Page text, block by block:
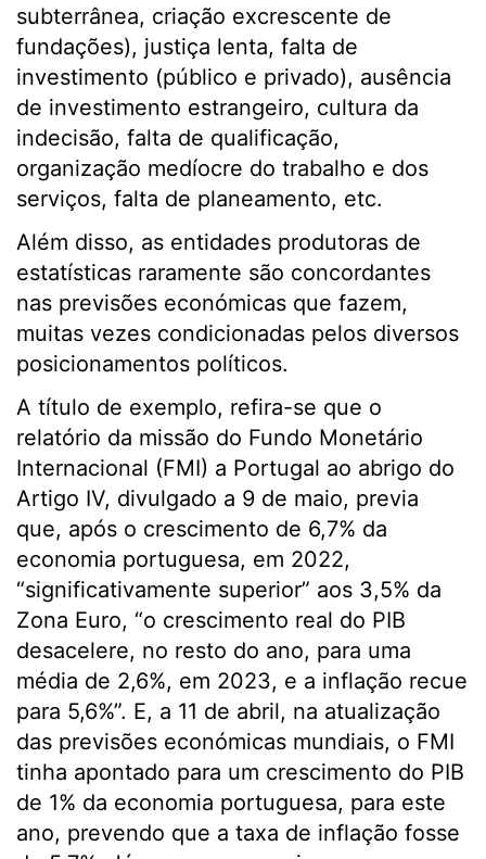
subterrânea, criação excrescente de
fundações), justiça lenta, falta de
investimento (público e privado), ausência
de investimento estrangeiro, cultura da
indecisão, falta de qualificação,
organização medíocre do trabalho e dos
serviços, falta de planeamento, etc.
Além disso, as entidades produtoras de
estatísticas raramente são concordantes
nas previsões económicas que fazem,
muitas vezes condicionadas pelos diversos
posicionamentos políticos.
A título de exemplo, refira-se que o
relatório da missão do Fundo Monetário
Internacional (FMI) a Portugal ao abrigo do
Artigo IV, divulgado a 9 de maio, previa
que, após o crescimento de 6,7% da
economia portuguesa, em 2022,
“significativamente superior” aos 3,5% da
Zona Euro, “o crescimento real do PIB
desacelere, no resto do ano, para uma
média de 2,6%, em 2023, e a inflação recue
para 5,6%”. E, a 11 de abril, na atualização
das previsões económicas mundiais, o FMI
tinha apontado para um crescimento do PIB
de 1% da economia portuguesa, para este
ano, prevendo que a taxa de inflação fosse